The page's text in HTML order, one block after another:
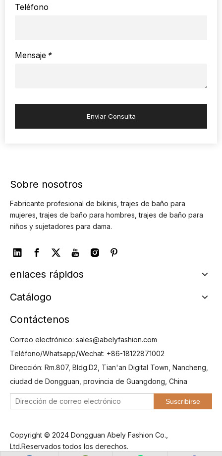
Teléfono
*
Mensaje
Enviar Consulta
Sobre nosotros
Fabricante profesional de bikinis, trajes de baño para
mujeres, trajes de baño para hombres, trajes de baño para
niños y sujetadores para dama.
enlaces rápidos
Catálogo
Contáctenos
Correo electrónico: sales@abelyfashion.com
Teléfono/Whatsapp/Wechat: +86-18122871002
Dirección: Rm.807, Bldg.D2, Tian'an Digital Town, Nancheng,
ciudad de Dongguan, provincia de Guangdong, China
Suscribirse
Copyright © 2024 Dongguan Abely Fashion Co.,
Ltd.Reservados todos los derechos.